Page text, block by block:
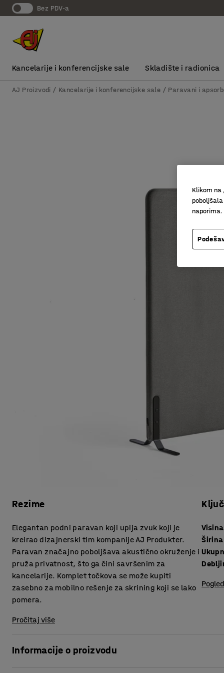
bez PDV-a
Kancelarije i konferencijske sale Skladište i radionica
AJ Proizvodi Kancelarije i konferencijske sale Paravani i
Rezime
Elegantan podni paravan koji upija zvuk koji je
kreirao dizajnerski tim kompanije AJ Produkter.
Paravan značajno poboljšava akustično okruženje i
pruža privatnost, što ga čini savršenim za
kancelarije. Komplet točkova se može kupiti
zasebno za mobilno rešenje za skrining koji se lako
pomera.
Pročitaj više
Visina
Širina
Informacije o proizvodu
Klikom na
naporima.